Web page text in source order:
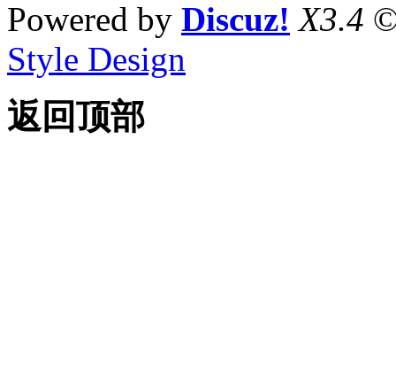
Powered by Discuz! X3.4
Style Design
返回顶部